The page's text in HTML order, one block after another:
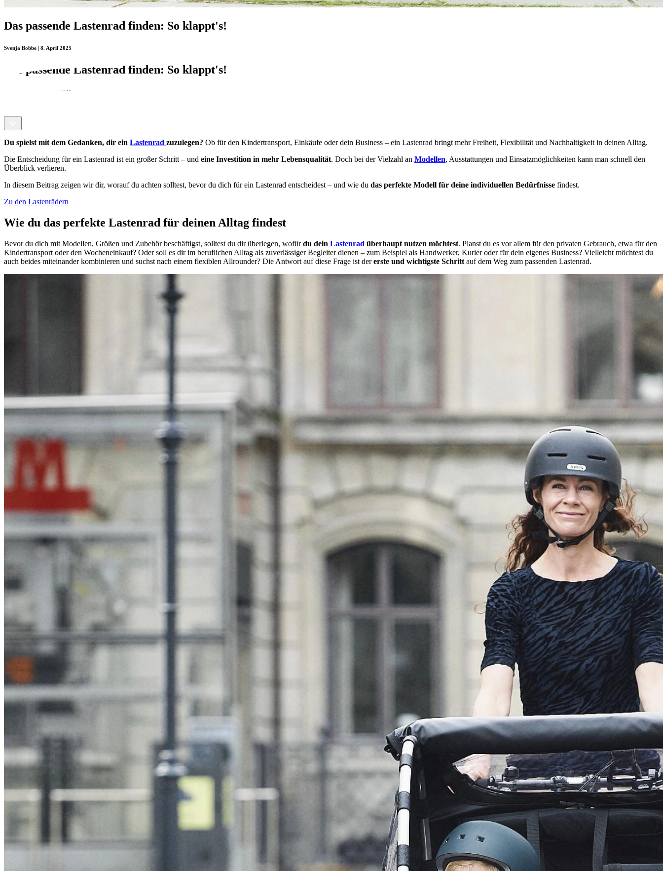
Das passende Lastenrad finden: So klappt's!
Svenja Bobbe | 8. April 2025
Das passende Lastenrad finden: So klappt's!
Svenja Bobbe | 8. April 2025
Du spielst mit dem Gedanken, dir ein Lastenrad zuzulegen? Ob für den Kindertransport, Einkäufe oder dein Business – ein Lastenrad bringt mehr Freiheit, Flexibilität und Nachhaltigkeit in deinen Alltag.
Die Entscheidung für ein Lastenrad ist ein großer Schritt – und eine Investition in mehr Lebensqualität. Doch bei der Vielzahl an Modellen, Ausstattungen und Einsatzmöglichkeiten kann man schnell den
Überblick verlieren.
In diesem Beitrag zeigen wir dir, worauf du achten solltest, bevor du dich für ein Lastenrad entscheidest – und wie du das perfekte Modell für deine individuellen Bedürfnisse findest.
Zu den Lastenrädern
Wie du das perfekte Lastenrad für deinen Alltag findest
Bevor du dich mit Modellen, Größen und Zubehör beschäftigst, solltest du dir überlegen, wofürdu dein Lastenrad überhaupt nutzen möchtest. Planst du es vor allem für den privaten Gebrauch, etwa für den
Kindertransport oder den Wocheneinkauf? Oder soll es dir im beruflichen Alltag als zuverlässiger Begleiter dienen – zum Beispiel als Handwerker, Kurier oder für dein eigenes Business? Vielleicht möchtest du
auch beides miteinander kombinieren und suchst nach einem flexiblen Allrounder? Die Antwort auf diese Frage ist dererste und wichtigste Schritt auf dem Weg zum passenden Lastenrad.